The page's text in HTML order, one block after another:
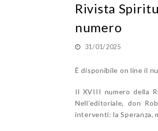
Rivista
numero
31/01/2025
È disponibile on line il
Il XVIII numero della
Nell’editoriale, don
interventi: la Speranza,